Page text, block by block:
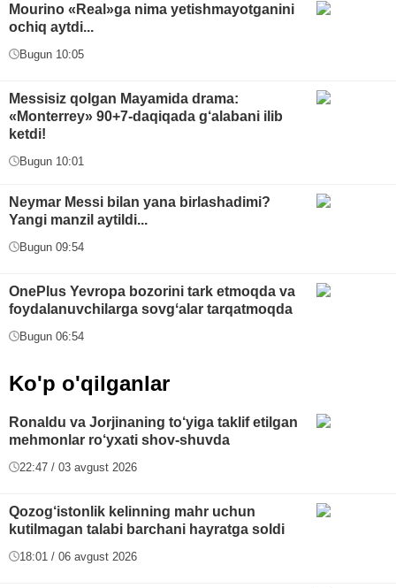
Mourino «Real»ga nima yetishmayotganini
ochiq aytdi...
Bugun 10:05
Messisiz qolgan Mayamida drama:
«Monterrey» 90+7-daqiqada g‘alabani ilib
ketdi!
Bugun 10:01
Neymar Messi bilan yana birlashadimi?
Yangi manzil aytildi...
Bugun 09:54
OnePlus Yevropa bozorini tark etmoqda va
foydalanuvchilarga sovgʻalar tarqatmoqda
Bugun 06:54
Ko'p o'qilganlar
Ronaldu va Jorjinaning to‘yiga taklif etilgan
mehmonlar ro‘yxati shov-shuvda
22:47 / 03 avgust 2026
Qozog‘istonlik kelinning mahr uchun
kutilmagan talabi barchani hayratga soldi
18:01 / 06 avgust 2026